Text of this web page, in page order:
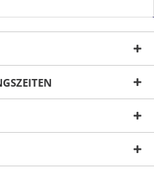
gelesen,
*